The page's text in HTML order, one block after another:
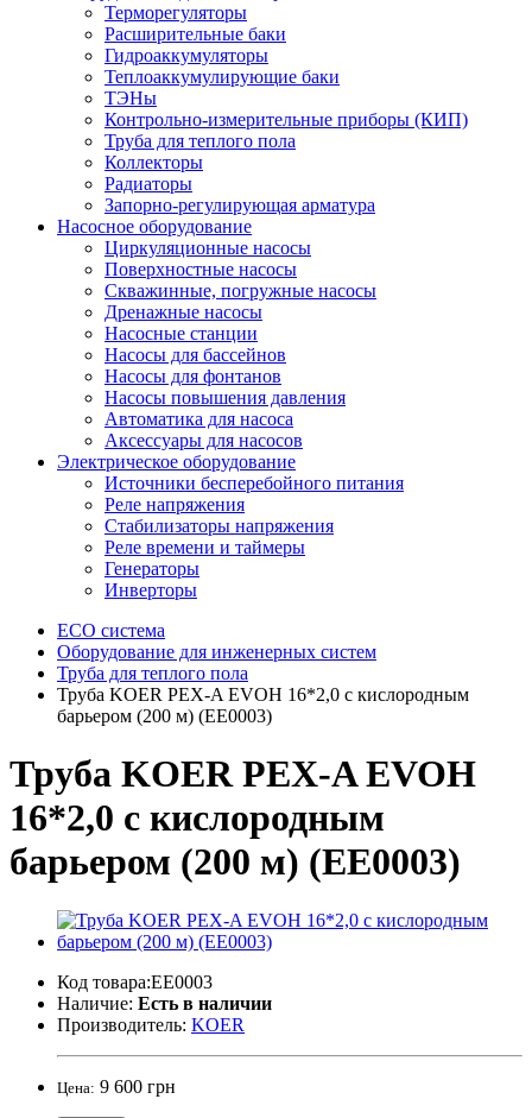
Терморегуляторы
Расширительные баки
Гидроаккумуляторы
Теплоаккумулирующие баки
ТЭНы
Контрольно-измерительные приборы (КИП)
Труба для теплого пола
Коллекторы
Радиаторы
Запорно-регулирующая арматура
Насосное оборудование
Циркуляционные насосы
Поверхностные насосы
Скважинные, погружные насосы
Дренажные насосы
Насосные станции
Насосы для бассейнов
Насосы для фонтанов
Насосы повышения давления
Автоматика для насоса
Аксессуары для насосов
Электрическое оборудование
Источники бесперебойного питания
Реле напряжения
Стабилизаторы напряжения
Реле времени и таймеры
Генераторы
Инверторы
ECO система
Оборудование для инженерных систем
Труба для теплого пола
Труба KOER PEX-A EVOH 16*2,0 с кислородным
барьером (200 м) (EE0003)
Труба KOER PEX-A EVOH
16*2,0 с кислородным
барьером (200 м) (EE0003)
Код товара:EE0003
Наличие: Есть в наличии
Производитель: KOER
Цена: 9 600 грн